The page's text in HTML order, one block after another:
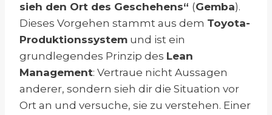
sieh den Ort des Geschehens“ (Gemba).
Dieses Vorgehen stammt aus dem Toyota-
Produktionssystem und ist ein
grundlegendes Prinzip des Lean
Management: Vertraue nicht Aussagen
anderer, sondern sieh dir die Situation vor
Ort an und versuche, sie zu verstehen. Einer